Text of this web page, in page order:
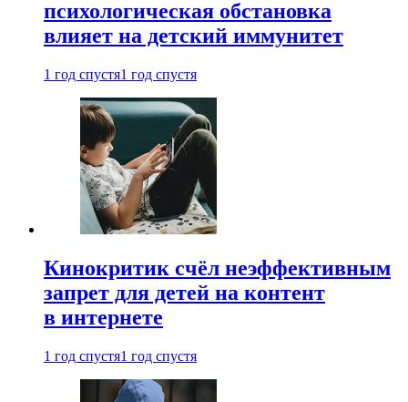
психологическая обстановка
влияет на детский иммунитет
1 год спустя1 год спустя
Кинокритик счёл неэффективным
запрет для детей на контент
в интернете
1 год спустя1 год спустя